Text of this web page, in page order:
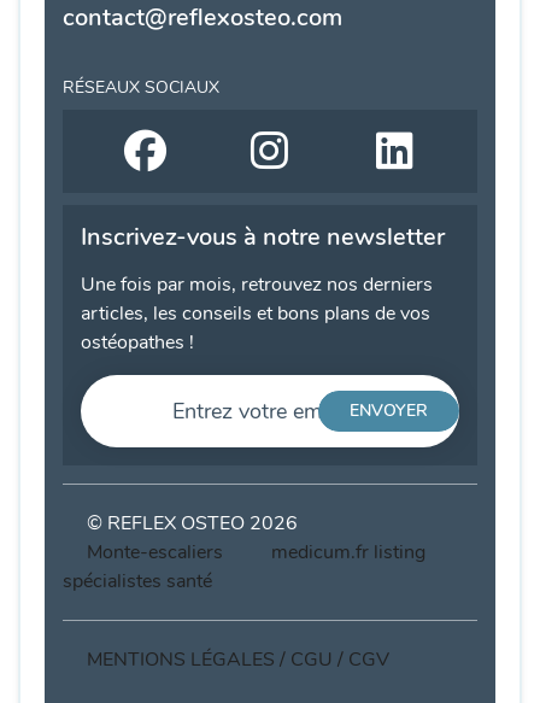
contact@reflexosteo.com
RÉSEAUX SOCIAUX
Inscrivez-vous à notre newsletter
Une fois par mois, retrouvez nos derniers
articles, les conseils et bons plans de vos
ostéopathes !
© REFLEX OSTEO 2026
Monte-escaliers
medicum.fr listing
spécialistes santé
MENTIONS LÉGALES / CGU / CGV